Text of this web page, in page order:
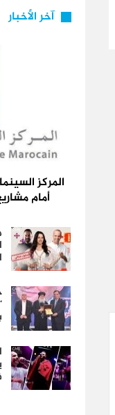
آخر الأخبار
المركز
أمام